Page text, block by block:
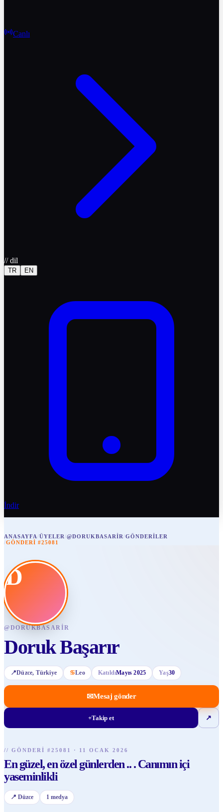
Canlı
//dil
TR EN
İndir
ANASAYFA/ÜYELER/@DORUKBASARIR/GÖNDERILER
/GÖNDERI #25081
D
@DORUKBASARIR
Doruk Başarır
📍Düzce, Türkiye ♋Leo KatıldıMayıs 2025 Yaş30
✉Mesaj gönder
+Takip et ↗
// GÖNDERI #25081 · 11 OCAK 2026
En güzel, en özel günlerden .. . Canımın içi
yaseminlikli
📍 Düzce 1 medya